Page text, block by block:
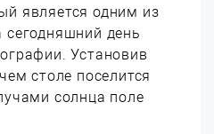
является одним из
день
Установив
столе поселится
солнца поле